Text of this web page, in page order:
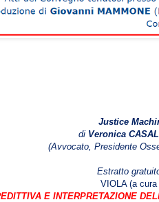
Justice
di Veronica
(Avvocato, Presidente
Estratto
VIOLA (a cura
E INTERPRETAZIONE